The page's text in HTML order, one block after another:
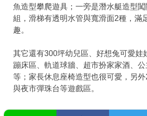
魚造型攀爬遊具；一旁是潛水艇造型
組，滑梯有透明水管與寬滑面2種，滿
趣。
其它還有300坪幼兒區、好想兔可愛娃
蹦床區、軌道球牆、超市扮家家酒、
等；家長休息座椅造型也很可愛，另
與夜市彈珠台等遊戲區。